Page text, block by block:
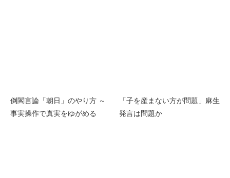
倒閣言論「朝日」のやり方 ～
事実操作で真実をゆがめる
「子を産まない方が問題」麻生
発言は問題か